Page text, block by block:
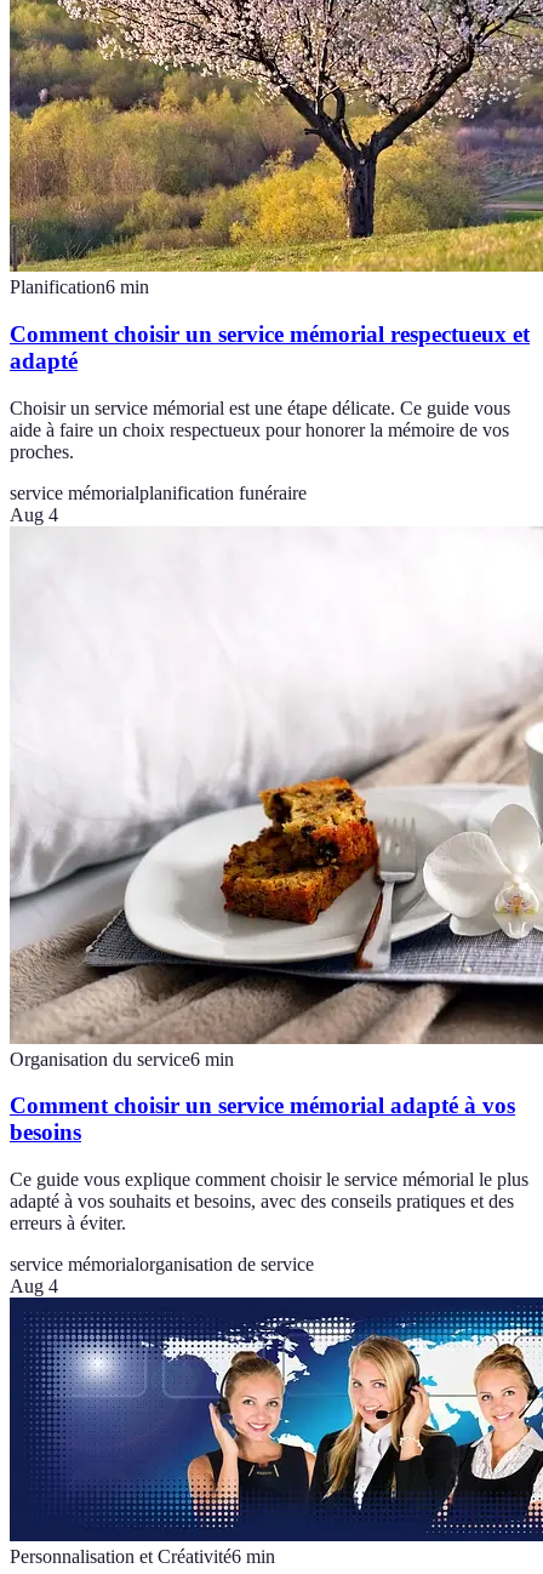
Planification6 min
Comment choisir un service mémorial respectueux et
adapté
Choisir un service mémorial est une étape délicate. Ce guide vous
aide à faire un choix respectueux pour honorer la mémoire de vos
proches.
service mémorialplanification funéraire
Aug 4
Organisation du service6 min
Comment choisir un service mémorial adapté à vos
besoins
Ce guide vous explique comment choisir le service mémorial le plus
adapté à vos souhaits et besoins, avec des conseils pratiques et des
erreurs à éviter.
service mémorialorganisation de service
Aug 4
Personnalisation et Créativité6 min